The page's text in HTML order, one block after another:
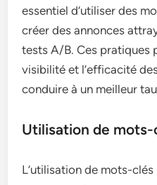
essentiel d’utiliser des
créer des annonces
tests A/B. Ces pratiques
visibilité et l’efficacité
conduire à un meilleur
Utilisation de
L’utilisation de mots-